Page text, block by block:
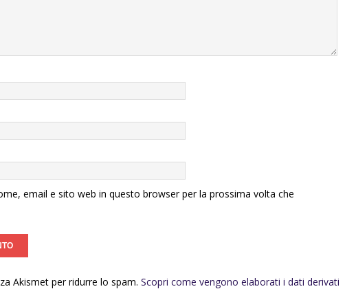
email e sito web in questo browser per la prossima volta che
Akismet per ridurre lo spam. Scopri come vengono elaborati i dati derivati